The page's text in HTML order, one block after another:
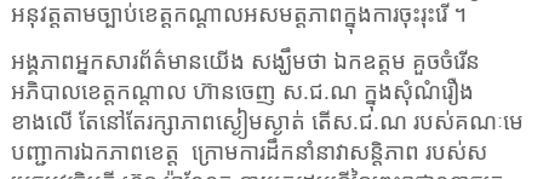
អនុវត្តតាមច្បាប់ខេត្តកណ្តាលអសមត្តភាពក្នុងការចុះរុះរើ ។
អង្គភាពអ្នកសារព័ត៌មានយើង សង្ឃឹមថា ឯកឧត្តម គួចចំរើន
អភិបាលខេត្តកណ្តាល ហ៊ានចេញ ស.ជ.ណ ក្នុងសុំណំរឿង
ខាងលើ តែនៅតែរក្សាភាពស្ងៀមស្ងាត់ តើស.ជ.ណ របស់គណៈមេ
បញ្ជាការឯកភាពខេត្ត ក្រោមការដឹកនាំនាវាសន្តិភាព របស់ស